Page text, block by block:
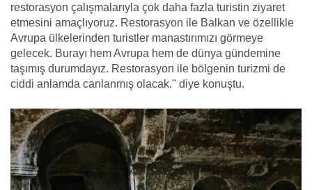
restorasyon çalışmalarıyla çok daha fazla turistin ziyaret
etmesini amaçlıyoruz. Restorasyon ile Balkan ve özellikle
Avrupa ülkelerinden turistler manastırımızı görmeye
gelecek. Burayı hem Avrupa hem de dünya gündemine
taşımış durumdayız. Restorasyon ile bölgenin turizmi de
ciddi anlamda canlanmış olacak." diye konuştu.